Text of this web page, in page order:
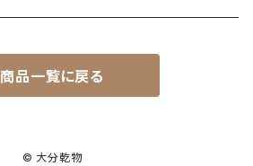
商品一覧に戻る
© 大分乾物